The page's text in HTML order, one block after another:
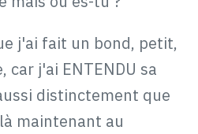
j'ai fait un bond, petit,
car j'ai ENTENDU sa
distinctement que
maintenant au